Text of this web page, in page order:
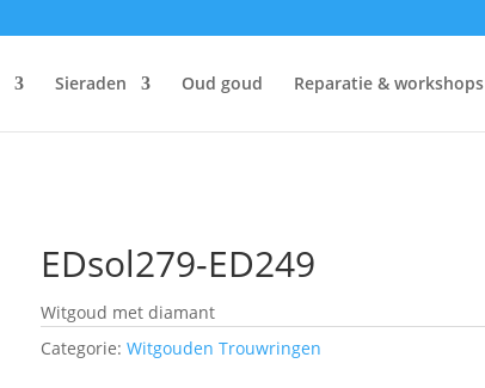
Sieraden Oud goud Reparatie & workshops
EDsol279-ED249
Witgoud met diamant
Categorie:Witgouden Trouwringen